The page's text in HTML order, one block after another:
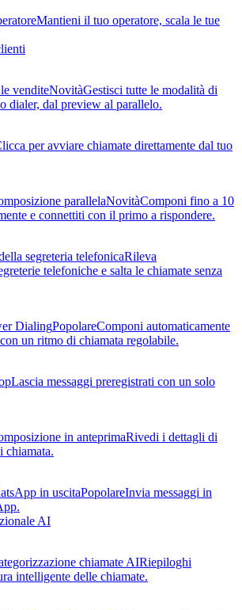
Mantieni il tuo operatore, scala le tue
venditeNovitàGestisci tutte le modalità di
dialer, dal preview al parallelo.
per avviare chiamate direttamente dal tuo
parallelaNovitàComponi fino a 10
e connettiti con il primo a rispondere.
segreteria telefonicaRileva
telefoniche e salta le chiamate senza
DialingPopolareComponi automaticamente
un ritmo di chiamata regolabile.
Lascia messaggi preregistrati con un solo
in anteprimaRivedi i dettagli di
chiamata.
in uscitaPopolareInvia messaggi in
AI
chiamate AIRiepiloghi
intelligente delle chiamate.